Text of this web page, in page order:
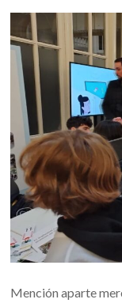
Mención aparte